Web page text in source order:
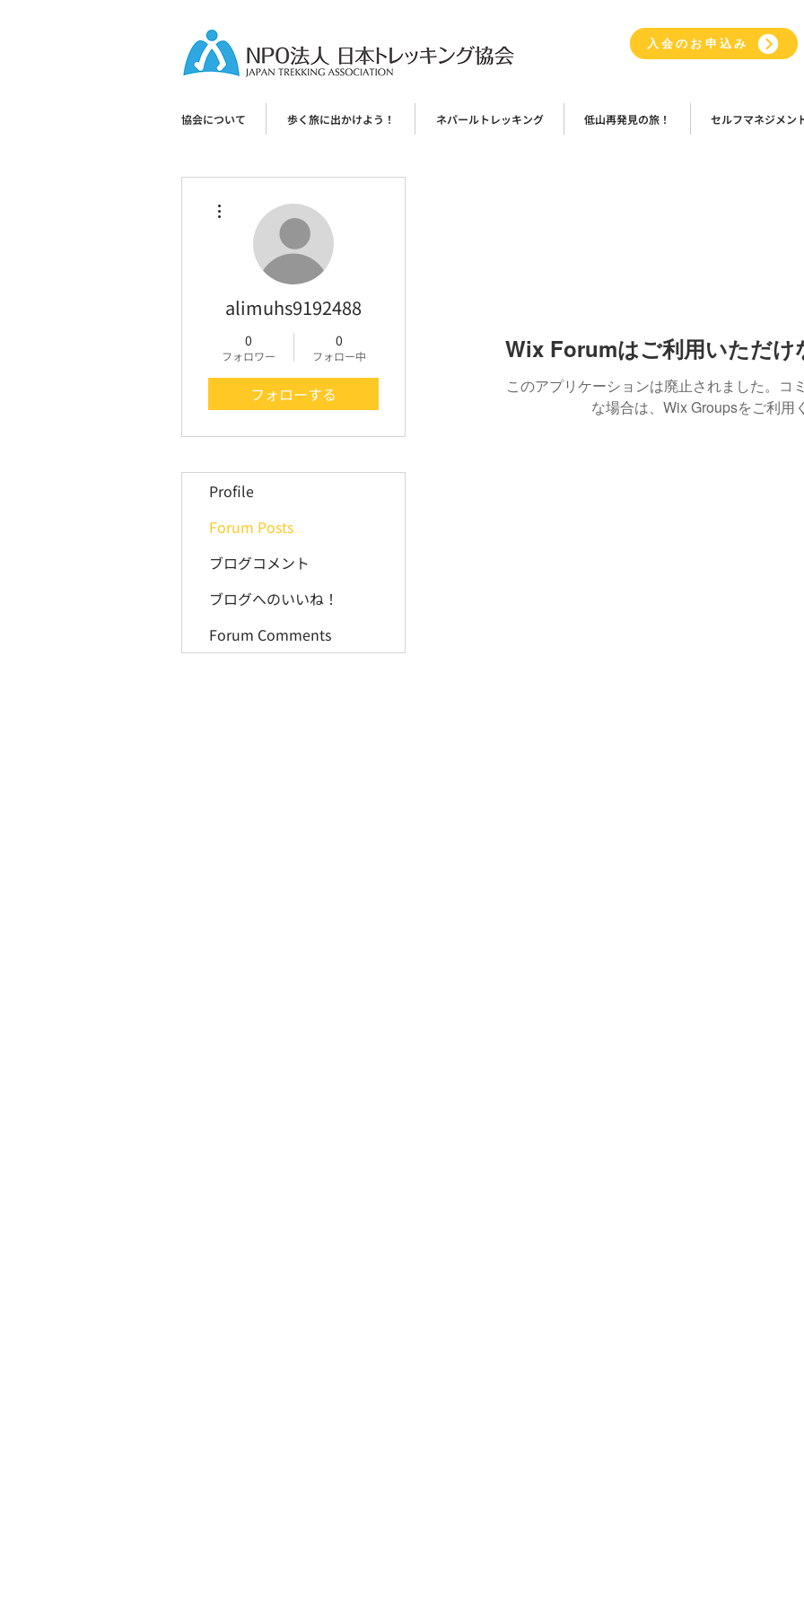
入会のお申込み
協会について 歩く旅に出かけよう！ ネパールトレッキング 低山再発見の旅！ セルフマネジメン
Wix Forumはご利用いただけ
このアプリケーションは廃止されました。コ
な場合は、Wix Groupsをご利用
alimuhs9192488
0
フォロワー
0
フォロー中
フォローする
Profile
Forum Posts
ブログコメント
ブログへのいいね！
Forum Comments